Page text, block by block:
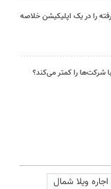
را در یک اپلیکیشن خلاصه
را کمتر می‌کند؟
اجاره ویلا شمال